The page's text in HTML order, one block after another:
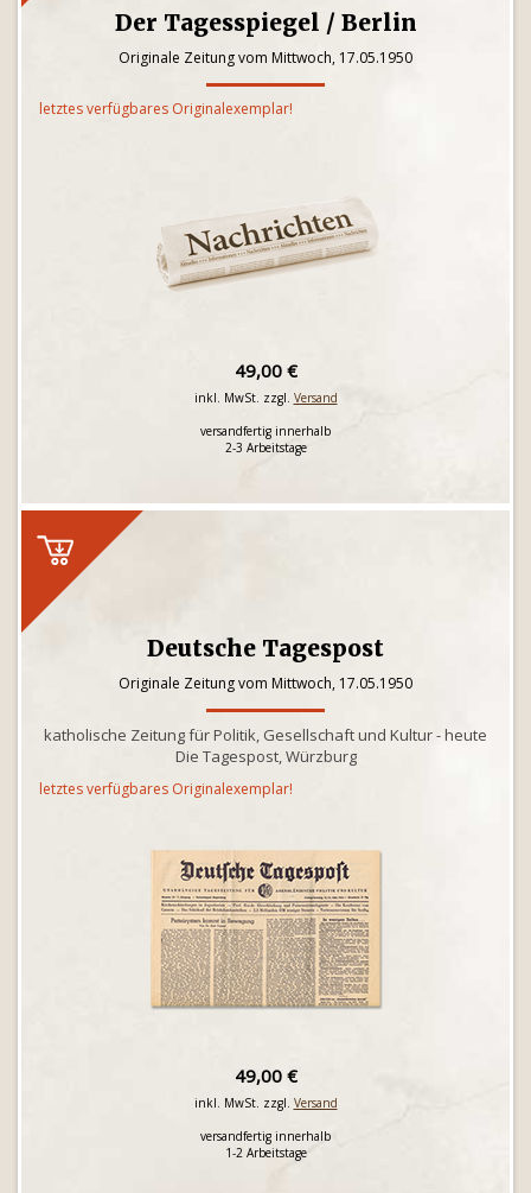
Der Tagesspiegel / Berlin
Originale Zeitung vom Mittwoch, 17.05.1950
letztes verfügbares Originalexemplar!
49,00 €
inkl. MwSt. zzgl. Versand
versandfertig innerhalb
2-3 Arbeitstage
Deutsche Tagespost
Originale Zeitung vom Mittwoch, 17.05.1950
katholische Zeitung für Politik, Gesellschaft und Kultur - heute
Die Tagespost, Würzburg
letztes verfügbares Originalexemplar!
49,00 €
inkl. MwSt. zzgl. Versand
versandfertig innerhalb
1-2 Arbeitstage